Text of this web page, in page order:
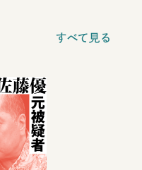
すべて見る